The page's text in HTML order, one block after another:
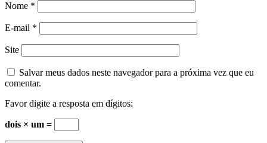
Nome *
E-mail *
Site
Salvar meus dados neste navegador para a próxima vez que eu
comentar.
Favor digite a resposta em dígitos:
dois × um =